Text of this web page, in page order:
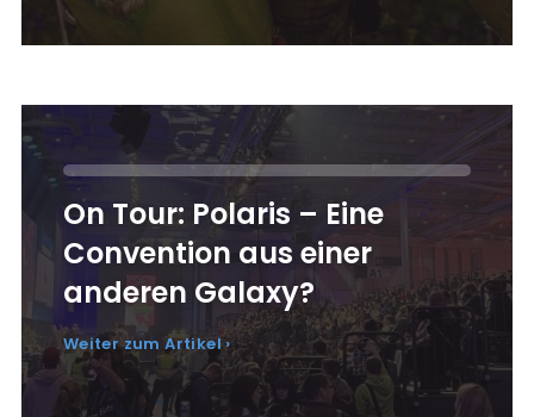
On Tour: Polaris – Eine
Convention aus einer
anderen Galaxy?
Weiter zum Artikel ›